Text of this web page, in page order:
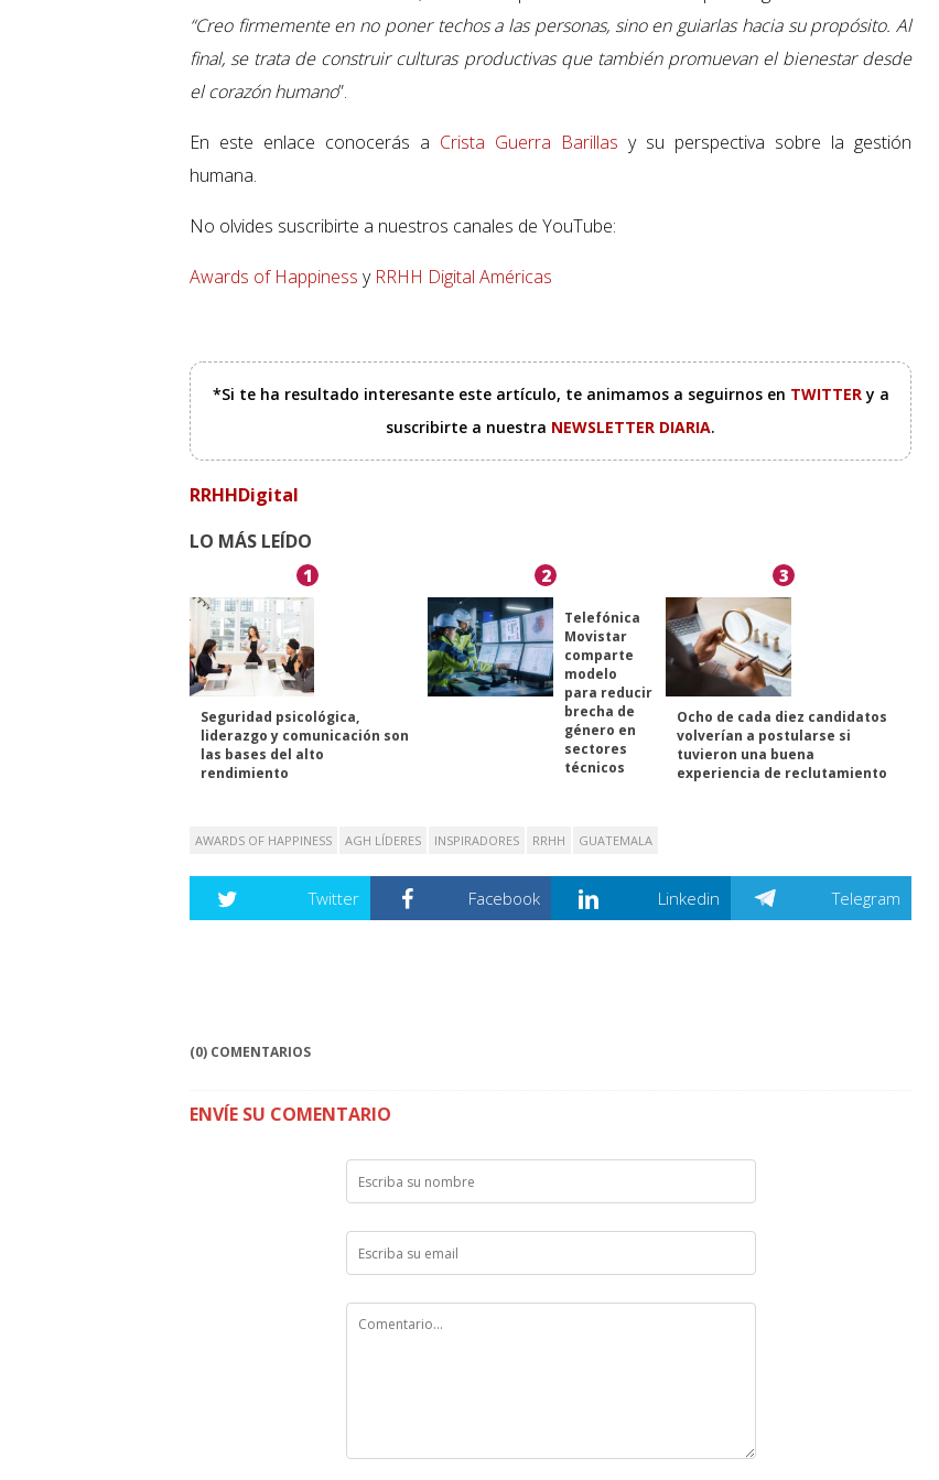
“Creo firmemente en no poner techos a las personas, sino en guiarlas hacia su propósito. Al
final, se trata de construir culturas productivas que también promuevan el bienestar desde
el corazón humano”.
En este enlace conocerás a Crista Guerra Barillas y su perspectiva sobre la gestión
humana.
No olvides suscribirte a nuestros canales de YouTube:
Awards of Happiness y RRHH Digital Américas
*Si te ha resultado interesante este artículo, te animamos a seguirnos en TWITTERy a
suscribirte a nuestra NEWSLETTER DIARIA.
RRHHDigital
LO MÁS LEÍDO
1
Seguridad psicológica,
liderazgo y comunicación son
las bases del alto
rendimiento
2
Telefónica
Movistar
comparte
modelo
para reducir
brecha de
género en
sectores
técnicos
3
Ocho de cada diez candidatos
volverían a postularse si
tuvieron una buena
experiencia de reclutamiento
AWARDS OF HAPPINESS AGH LÍDERES INSPIRADORES RRHH GUATEMALA
Twitter Facebook Linkedin Telegram
(0) COMENTARIOS
ENVÍE SU COMENTARIO